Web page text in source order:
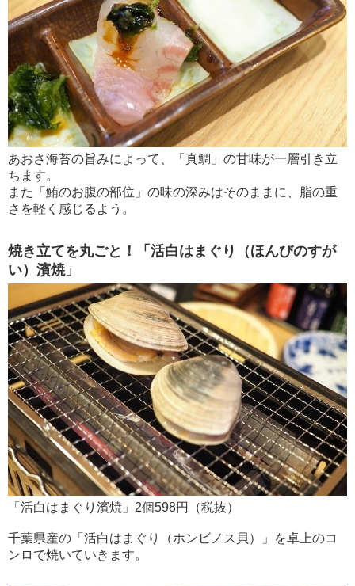
あおさ海苔の旨みによって、「真鯛」の甘味が一層引き立
ちます。
また「鮪のお腹の部位」の味の深みはそのままに、脂の重
さを軽く感じるよう。
焼き立てを丸ごと！「活白はまぐり（ほんびのすが
い）濱焼」
「活白はまぐり濱焼」2個598円（税抜）
千葉県産の「活白はまぐり（ホンビノス貝）」を卓上のコ
ンロで焼いていきます。